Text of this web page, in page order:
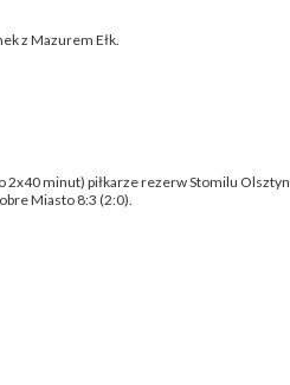
z Mazurem Ełk.
minut) piłkarze rezerw Stomilu Olsztyn
Miasto 8:3 (2:0).